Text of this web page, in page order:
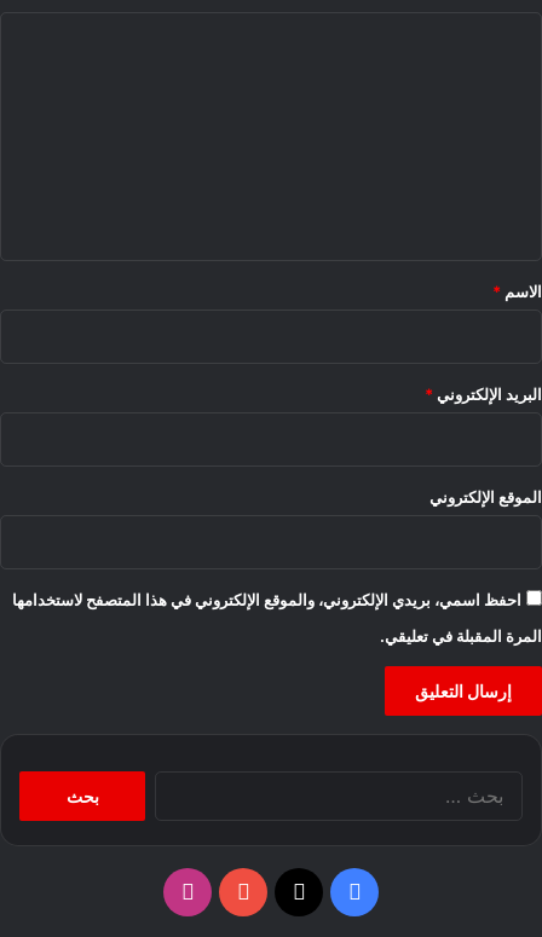
*
الاسم *
البريد الإلكتروني *
الموقع الإلكتروني
احفظ اسمي، بريدي الإلكتروني، والموقع الإلكتروني في هذا المتصفح لاستخدامها
المرة المقبلة في تعليقي.
فيسبوك ‫YouTubeانستقرام